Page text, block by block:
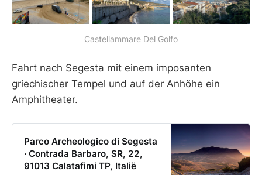
Castellammare Del Golfo
Fahrt nach Segesta mit einem imposanten
griechischer Tempel und auf der Anhöhe ein
Amphitheater.
Parco Archeologico di Segesta
· Contrada Barbaro, SR, 22,
91013 Calatafimi TP, Italië